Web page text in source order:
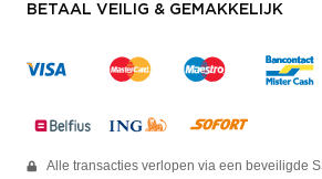
BETAAL VEILIG & GEMAKKELIJK
Alle transacties verlopen via een beveiligde